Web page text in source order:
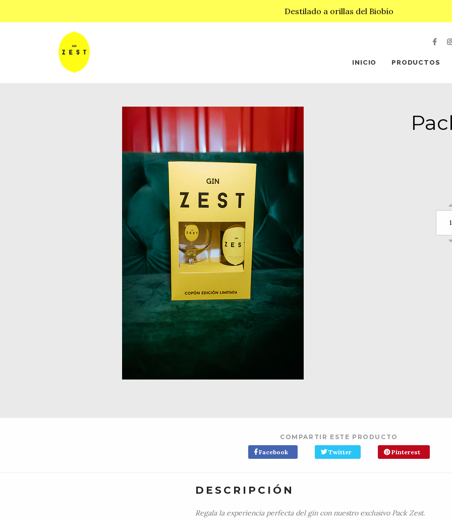
Destilado a orillas del Biobío
INICIO PRODUCTOS
COMPARTIR ESTE PRODUCTO
Facebook
Twitter Pinterest
DESCRIPCIÓN
Regala la experiencia perfecta del gin con nuestro exclusivo Pack Zest.